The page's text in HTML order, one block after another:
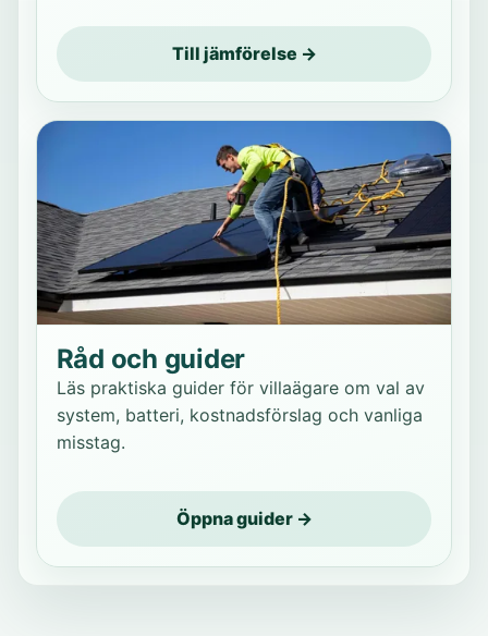
Till jämförelse →
Råd och guider
Läs praktiska guider för villaägare om val av
system, batteri, kostnadsförslag och vanliga
misstag.
Öppna guider →